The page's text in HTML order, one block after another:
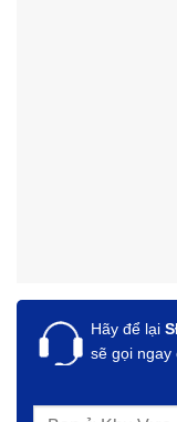
Hãy để lại
sẽ gọi ngay